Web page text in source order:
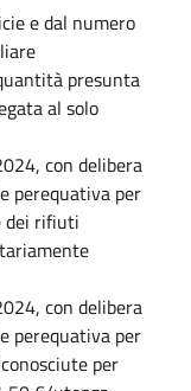
e dal numero
presunta
al solo
con delibera
perequativa per
dei rifiuti
con delibera
perequativa per
per